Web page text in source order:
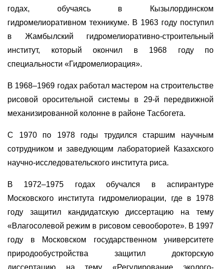
годах, обучаясь в Кызылординском
гидромелиоративном техникуме. В 1963 году поступил
в Жамбылский гидромелиоративно-строительный
институт, который окончил в 1968 году по
специальности «Гидромелиорация».
В 1968–1969 годах работал мастером на строительстве
рисовой оросительной системы в 29-й передвижной
механизированной колонне в районе Тасбогета.
С 1970 по 1978 годы трудился старшим научным
сотрудником и заведующим лабораторией Казахского
научно-исследовательского института риса.
В 1972–1975 годах обучался в аспирантуре
Московского института гидромелиорации, где в 1978
году защитил кандидатскую диссертацию на тему
«Влагосолевой режим в рисовом севообороте». В 1997
году в Московском государственном университете
природообустройства защитил докторскую